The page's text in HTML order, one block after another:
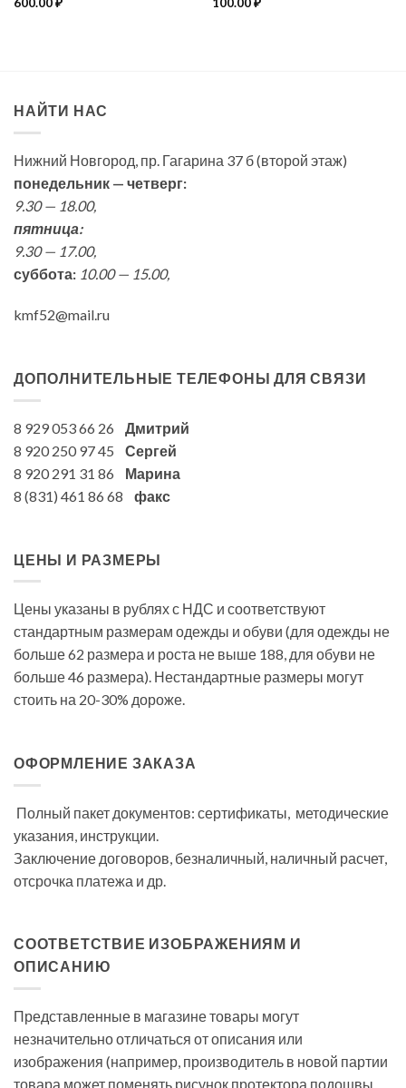
НАЙТИ НАС
Нижний Новгород, пр. Гагарина 37 б (второй этаж)
понедельник — четверг:
9.30 — 18.00,
пятница:
9.30 — 17.00,
суббота: 10.00 — 15.00,
kmf52@mail.ru
ДОПОЛНИТЕЛЬНЫЕ ТЕЛЕФОНЫ ДЛЯ СВЯЗИ
8 929 053 66 26 Дмитрий
8 920 250 97 45 Сергей
8 920 291 31 86 Марина
8 (831) 461 86 68 факс
ЦЕНЫ И РАЗМЕРЫ
Цены указаны в рублях с НДС и соответствуют
стандартным размерам одежды и обуви (для одежды не
больше 62 размера и роста не выше 188, для обуви не
больше 46 размера). Нестандартные размеры могут
стоить на 20-30% дороже.
ОФОРМЛЕНИЕ ЗАКАЗА
Полный пакет документов: сертификаты, методические
указания, инструкции.
Заключение договоров, безналичный, наличный расчет,
отсрочка платежа и др.
СООТВЕТСТВИЕ ИЗОБРАЖЕНИЯМ И
ОПИСАНИЮ
Представленные в магазине товары могут
незначительно отличаться от описания или
изображения (например, производитель в новой партии
товара может поменять рисунок протектора подошвы